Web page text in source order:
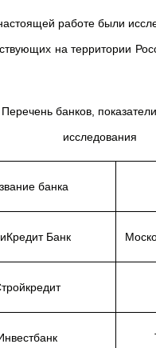
работе были
на территории
банков,
исследования
банка
Банк